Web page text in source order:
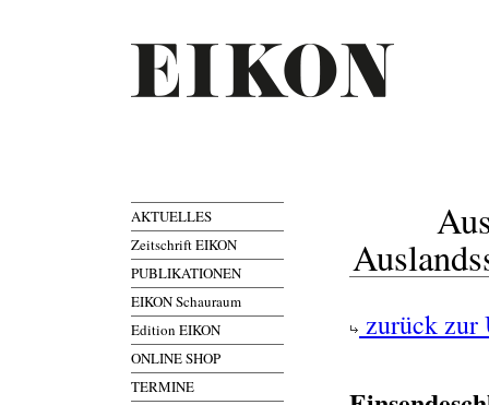
AKTUELLES
Zeitschrift EIKON
PUBLIKATIONEN
EIKON Schauraum
Edition EIKON
ONLINE SHOP
TERMINE
zurück zur